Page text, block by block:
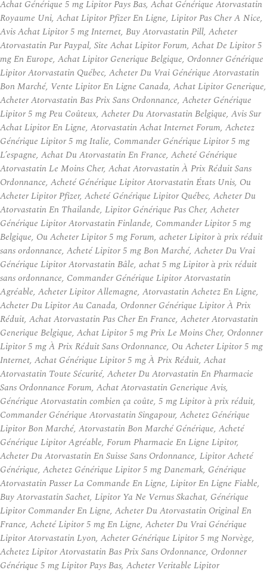
Achat Générique 5 mg Lipitor Pays Bas, Achat Générique Atorvastatin
Royaume Uni, Achat Lipitor Pfizer En Ligne, Lipitor Pas Cher A Nice,
Avis Achat Lipitor 5 mg Internet, Buy Atorvastatin Pill, Acheter
Atorvastatin Par Paypal, Site Achat Lipitor Forum, Achat De Lipitor 5
mg En Europe, Achat Lipitor Generique Belgique, Ordonner Générique
Lipitor Atorvastatin Québec, Acheter Du Vrai Générique Atorvastatin
Bon Marché, Vente Lipitor En Ligne Canada, Achat Lipitor Generique,
Acheter Atorvastatin Bas Prix Sans Ordonnance, Acheter Générique
Lipitor 5 mg Peu Coûteux, Acheter Du Atorvastatin Belgique, Avis Sur
Achat Lipitor En Ligne, Atorvastatin Achat Internet Forum, Achetez
Générique Lipitor 5 mg Italie, Commander Générique Lipitor 5 mg
L’espagne, Achat Du Atorvastatin En France, Acheté Générique
Atorvastatin Le Moins Cher, Achat Atorvastatin À Prix Réduit Sans
Ordonnance, Acheté Générique Lipitor Atorvastatin États Unis, Ou
Acheter Lipitor Pfizer, Acheté Générique Lipitor Québec, Acheter Du
Atorvastatin En Thailande, Lipitor Générique Pas Cher, Acheter
Générique Lipitor Atorvastatin Finlande, Commander Lipitor 5 mg
Belgique, Ou Acheter Lipitor 5 mg Forum, acheter Lipitor à prix réduit
sans ordonnance, Acheté Lipitor 5 mg Bon Marché, Acheter Du Vrai
Générique Lipitor Atorvastatin Bâle, achat 5 mg Lipitor à prix réduit
sans ordonnance, Commander Générique Lipitor Atorvastatin
Agréable, Acheter Lipitor Allemagne, Atorvastatin Achetez En Ligne,
Acheter Du Lipitor Au Canada, Ordonner Générique Lipitor À Prix
Réduit, Achat Atorvastatin Pas Cher En France, Acheter Atorvastatin
Generique Belgique, Achat Lipitor 5 mg Prix Le Moins Cher, Ordonner
Lipitor 5 mg À Prix Réduit Sans Ordonnance, Ou Acheter Lipitor 5 mg
Internet, Achat Générique Lipitor 5 mg À Prix Réduit, Achat
Atorvastatin Toute Sécurité, Acheter Du Atorvastatin En Pharmacie
Sans Ordonnance Forum, Achat Atorvastatin Generique Avis,
Générique Atorvastatin combien ça coûte, 5 mg Lipitor à prix réduit,
Commander Générique Atorvastatin Singapour, Achetez Générique
Lipitor Bon Marché, Atorvastatin Bon Marché Générique, Acheté
Générique Lipitor Agréable, Forum Pharmacie En Ligne Lipitor,
Acheter Du Atorvastatin En Suisse Sans Ordonnance, Lipitor Acheté
Générique, Achetez Générique Lipitor 5 mg Danemark, Générique
Atorvastatin Passer La Commande En Ligne, Lipitor En Ligne Fiable,
Buy Atorvastatin Sachet, Lipitor Ya Ne Vernus Skachat, Générique
Lipitor Commander En Ligne, Acheter Du Atorvastatin Original En
France, Acheté Lipitor 5 mg En Ligne, Acheter Du Vrai Générique
Lipitor Atorvastatin Lyon, Acheter Générique Lipitor 5 mg Norvège,
Achetez Lipitor Atorvastatin Bas Prix Sans Ordonnance, Ordonner
Générique 5 mg Lipitor Pays Bas, Acheter Veritable Lipitor